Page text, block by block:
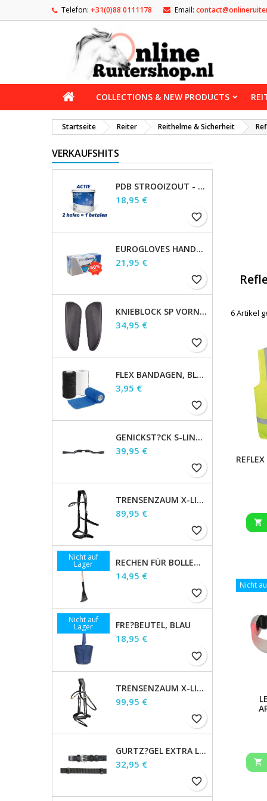
Telefon: +31(0)88 0111178 Email:
COLLECTIONS & NEW PRODUCTS
Startseite Reiter Reithelme & Sicherheit
VERKAUFSHITS
PDB STROOIZOUT - EMMER - 7,5KG
Preis
18,95 €
favorite_border
EUROGLOVES HANDSCHOENEN L NITRIL BLAUW (1000 STUKS) MAAT L
Preis
21,95 €
favorite_border
KNIEBLOCK SP VORNE GRO?, SCHWARZ, 21X 8 X 5CM HOCH
Preis
34,95 €
favorite_border
FLEX BANDAGEN, BLAU 12 STCK. INKL. VERKAUFSDISPLAY
Preis
3,95 €
favorite_border
GENICKST?CK S-LINE GAP, BRAUN, WB
Preis
39,95 €
favorite_border
TRENSENZAUM X-LINE GEBISSLOS SENSATION, SCHWARZ, VB
Preis
89,95 €
favorite_border
Nicht auf
Lager RECHEN FÜR BOLLENSAMMLER
Preis
14,95 €
favorite_border
Nicht auf
Lager FRE?BEUTEL, BLAU
Preis
18,95 €
favorite_border
TRENSENZAUM X-LINE GOLDHEART, SCHWED.KOMB., BRAUN, WB
Preis
99,95 €
favorite_border
GURTZ?GEL EXTRA LANG, SCHWARZ, 19 MM, 1,66 M
Preis
32,95 €
favorite_border
6 Artikel

Nicht
